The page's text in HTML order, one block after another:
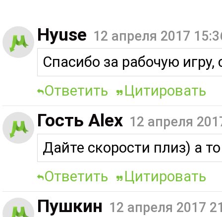
Hyuse 12 апреля 2017
Спасибо за рабочую игру,
Ответить
Цитировать
Гость Alex 12 апреля
Дайте скорости плиз) а
Ответить
Цитировать
Пушкин 12 апреля 2017